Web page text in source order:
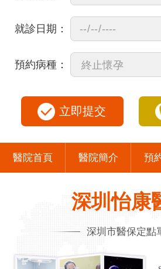
就診日期：
預約病種：
立即提交
醫院首頁 醫院簡介 預
深圳怡康
深圳市醫保定點